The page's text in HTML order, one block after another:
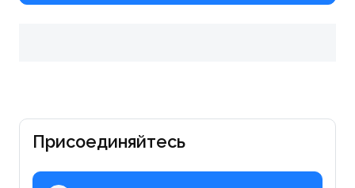
Присоединяйтесь